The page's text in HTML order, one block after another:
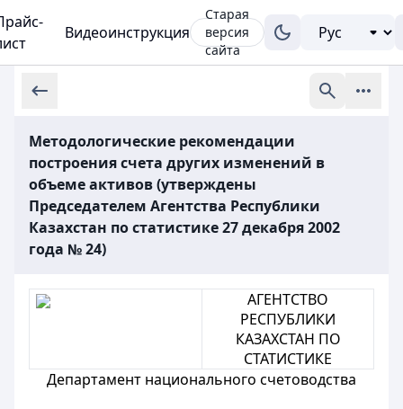
Видеоинструкция
Старая
версия
сайта
Методологические рекомендации
построения счета других изменений в
объеме активов (утверждены
Председателем Агентства Республики
Казахстан по статистике 27 декабря 2002
года № 24)
АГЕНТСТВО
РЕСПУБЛИКИ
КАЗАХСТАН ПО
СТАТИСТИКЕ
Департамент национального счетоводства